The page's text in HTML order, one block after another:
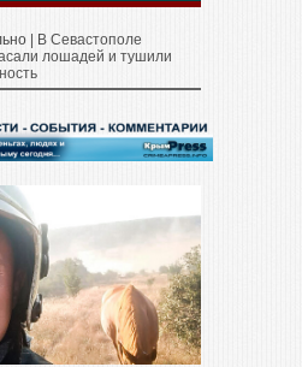
В Севастополе
лошадей и тушили